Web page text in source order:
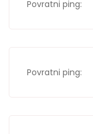
Povratni ping:
Povratni ping: